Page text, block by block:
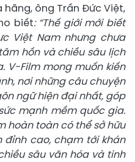
ông Trần Đức Việt,
biết: “Thế giới mới biết
Việt Nam nhưng chưa
hồn và chiều sâu lịch
V-Film mong muốn kiến
nơi những câu chuyện
ngữ hiện đại nhất, góp
mạnh mềm quốc gia.
hoàn toàn có thể sở hữu
cao, chạm tới khán
sâu văn hóa và tinh